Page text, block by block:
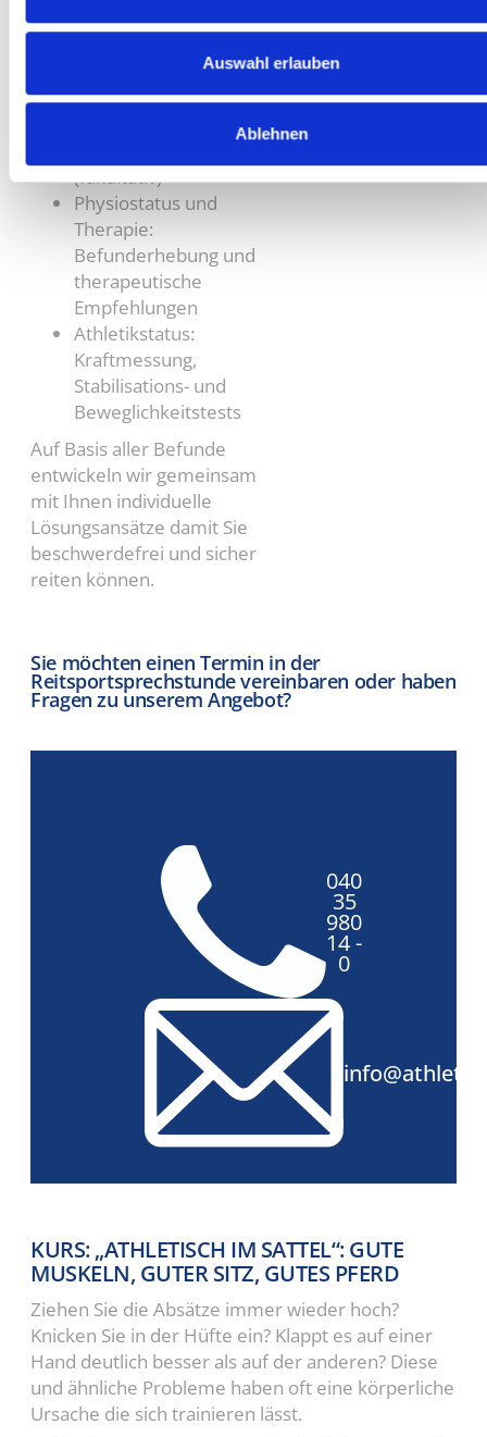
Auswahl erlauben
Ablehnen
Allgemeine Anamnese
Videoanalyse beim
Reiten
Klinische Untersuchung
(fakultativ)
Physiostatus und
Therapie:
Befunderhebung und
therapeutische
Empfehlungen
Athletikstatus:
Kraftmessung,
Stabilisations- und
Beweglichkeitstests
Auf Basis aller Befunde
entwickeln wir gemeinsam
mit Ihnen individuelle
Lösungsansätze damit Sie
beschwerdefrei und sicher
reiten können.
Sie möchten einen Termin in der
Reitsportsprechstunde vereinbaren oder haben
Fragen zu unserem Angebot?
040
35
980
14 -
0
KURS: „ATHLETISCH IM SATTEL“: GUTE
MUSKELN, GUTER SITZ, GUTES PFERD
Ziehen Sie die Absätze immer wieder hoch?
Knicken Sie in der Hüfte ein? Klappt es auf einer
Hand deutlich besser als auf der anderen? Diese
und ähnliche Probleme haben oft eine körperliche
Ursache die sich trainieren lässt.